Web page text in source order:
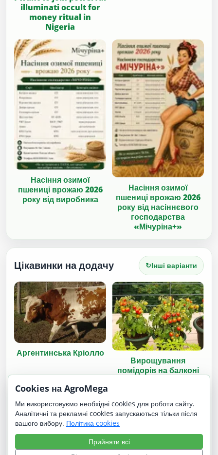
illuminati occult for
money ritual in
Nigeria
Насіння озимої
пшениці врожаю 2026
року від виробника
Насіння озимої
пшениці врожаю 2026
року від насіннєвого
господарства
«Мічуріна+»
Цікавинки на додачу ↻Інші варіанти
Аргентинська Кріолло
Вирощування
помідорів на балконі
Московська Чорна
Cookies на AgroMega
Ми використовуємо необхідні cookies для роботи сайту.
Аналітичні та рекламні cookies запускаються тільки після
вашого вибору. Політика cookies
Прийняти всі